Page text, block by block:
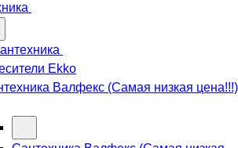
Ekko
Валфекс (Самая низкая цена!!!)